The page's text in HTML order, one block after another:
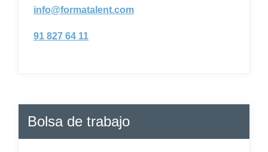
info@formatalent.com
91 827 64 11
Bolsa de trabajo